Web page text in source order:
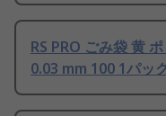
RS PRO ごみ袋 黄
0.03 mm 100 1パッ